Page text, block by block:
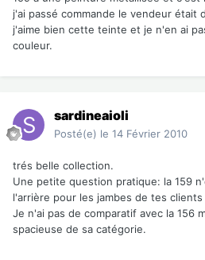
j'ai passé commande le vendeur était
j'aime bien cette teinte et je n'en ai
couleur.
sardineaioli
Posté(e) le 14 Février 2010
trés belle collection.
Une petite question pratique: la 159
l'arrière pour les jambes de tes clients
Je n'ai pas de comparatif avec la 156
spacieuse de sa catégorie.